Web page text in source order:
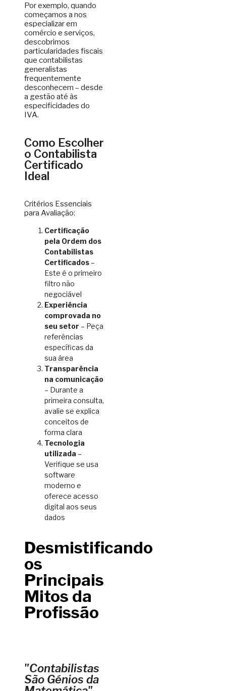
Por exemplo, quando
começamos a nos
especializar em
comércio e serviços,
descobrimos
particularidades fiscais
que contabilistas
generalistas
frequentemente
desconhecem – desde
a gestão até às
especificidades do
IVA.
Como Escolher
o Contabilista
Certificado
Ideal
Critérios Essenciais
para Avaliação:
Certificação
pela Ordem dos
Contabilistas
Certificados –
Este é o primeiro
filtro não
negociável
Experiência
comprovada no
seu setor – Peça
referências
específicas da
sua área
Transparência
na comunicação
– Durante a
primeira consulta,
avalie se explica
conceitos de
forma clara
Tecnologia
utilizada –
Verifique se usa
software
moderno e
oferece acesso
digital aos seus
dados
Desmistificando
os
Principais
Mitos da
Profissão
"Contabilistas
São Génios da